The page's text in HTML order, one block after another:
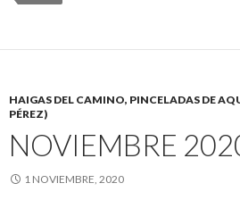
HAIGAS DEL CAMINO, PINCELADAS DE
PÉREZ)
NOVIEMBRE
1 NOVIEMBRE, 2020